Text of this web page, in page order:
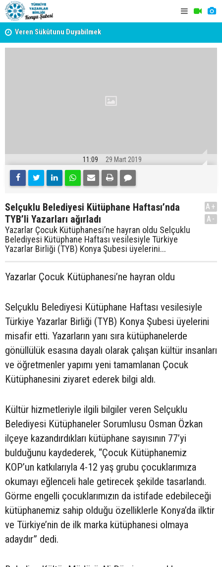
Erzincan’da Kültür ve Edebiyat Zirvesi - Nurettin Topçu
Sokağı Açılışı
11:09 29 Mart 2019
Selçuklu Belediyesi Kütüphane Haftası’nda
TYB’li Yazarları ağırladı
Yazarlar Çocuk Kütüphanesi’ne hayran oldu Selçuklu
Belediyesi Kütüphane Haftası vesilesiyle Türkiye
Yazarlar Birliği (TYB) Konya Şubesi üyelerini...
A+
A-
Yazarlar Çocuk Kütüphanesi’ne hayran oldu
Selçuklu Belediyesi Kütüphane Haftası vesilesiyle
Türkiye Yazarlar Birliği (TYB) Konya Şubesi üyelerini
misafir etti. Yazarların yanı sıra kütüphanelerde
gönüllülük esasına dayalı olarak çalışan kültür insanları
ve öğretmenler yapımı yeni tamamlanan Çocuk
Kütüphanesini ziyaret ederek bilgi aldı.
Kültür hizmetleriyle ilgili bilgiler veren Selçuklu
Belediyesi Kütüphaneler Sorumlusu Osman Özkan
ilçeye kazandırdıkları kütüphane sayısının 77’yi
bulduğunu kaydederek, “Çocuk Kütüphanemiz
KOP’un katkılarıyla 4-12 yaş grubu çocuklarımıza
okumayı eğlenceli hale getirecek şekilde tasarlandı.
Görme engelli çocuklarımızın da istifade edebileceği
kütüphanemiz sahip olduğu özelliklerle Konya’da ilktir
ve Türkiye’nin de ilk marka kütüphanesi olmaya
adaydır” dedi.